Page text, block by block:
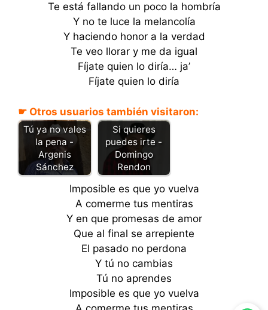
Te está fallando un poco la hombría
Y no te luce la melancolía
Y haciendo honor a la verdad
Te veo llorar y me da igual
Fíjate quien lo diría… ja’
Fíjate quien lo diría
☛ Otros usuarios también visitaron:
Tú ya no vales
la pena -
Argenis
Sánchez
Si quieres
puedes irte -
Domingo
Rendon
Imposible es que yo vuelva
A comerme tus mentiras
Y en que promesas de amor
Que al final se arrepiente
El pasado no perdona
Y tú no cambias
Tú no aprendes
Imposible es que yo vuelva